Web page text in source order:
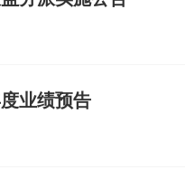
业绩预告